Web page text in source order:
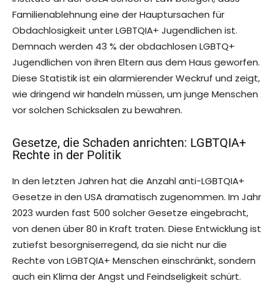
Familienablehnung eine der Hauptursachen für
Obdachlosigkeit unter LGBTQIA+ Jugendlichen ist.
Demnach werden 43 % der obdachlosen LGBTQ+
Jugendlichen von ihren Eltern aus dem Haus geworfen.
Diese Statistik ist ein alarmierender Weckruf und zeigt,
wie dringend wir handeln müssen, um junge Menschen
vor solchen Schicksalen zu bewahren.
Gesetze, die Schaden anrichten: LGBTQIA+
Rechte in der Politik
In den letzten Jahren hat die Anzahl anti-LGBTQIA+
Gesetze in den USA dramatisch zugenommen. Im Jahr
2023 wurden fast 500 solcher Gesetze eingebracht,
von denen über 80 in Kraft traten. Diese Entwicklung ist
zutiefst besorgniserregend, da sie nicht nur die
Rechte von LGBTQIA+ Menschen einschränkt, sondern
auch ein Klima der Angst und Feindseligkeit schürt.